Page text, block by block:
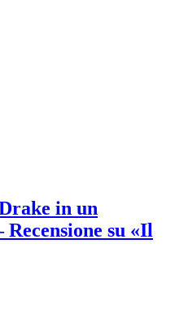
in un
su «Il